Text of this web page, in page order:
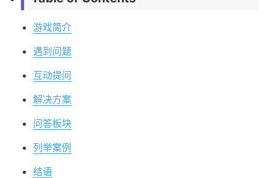
游戏简介
遇到问题
互动提问
解决方案
问答板块
列举案例
结语